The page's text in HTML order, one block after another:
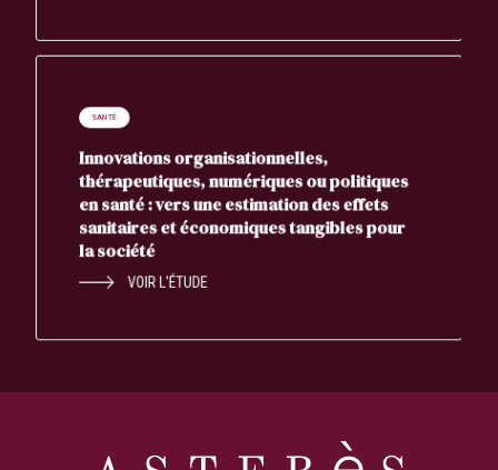
SANTÉ
Innovations organisationnelles,
thérapeutiques, numériques ou politiques
en santé : vers une estimation des effets
sanitaires et économiques tangibles pour
la société
VOIR L'ÉTUDE